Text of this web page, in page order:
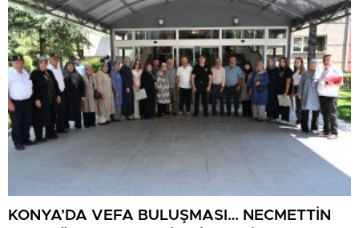
KONYA’DA VEFA BULUŞMASI… NECMETTİN